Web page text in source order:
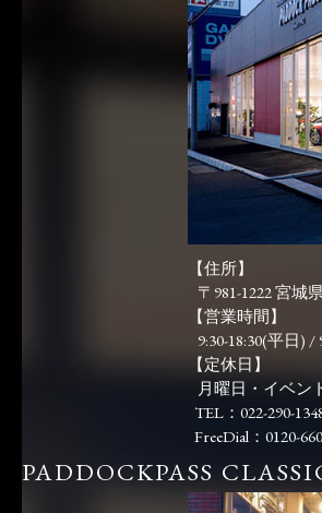
【住所】
〒981-1222 宮城
【営業時間】
9:30-18:30(平日) /
【定休日】
月曜日・イベン
TEL：022-290-
FreeDial：0120-
PADDOCKPASS